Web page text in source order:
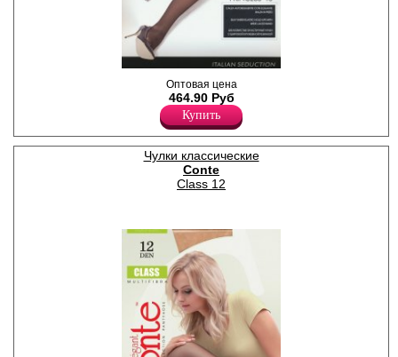
Чулки классические
шелковистые, с широкой
кружевной резинкой на
силиконовой основе (12 см),
сформированная нога,
Плотность 40ден
Лайкра 12%
Полиамид 88%
Оптовая цена
464.90 Руб
Купить
Чулки классические
Conte
Class 12